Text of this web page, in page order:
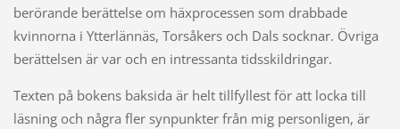
berörande berättelse om häxprocessen som drabbade
kvinnorna i Ytterlännäs, Torsåkers och Dals socknar. Övriga
berättelsen är var och en intressanta tidsskildringar.
Texten på bokens baksida är helt tillfyllest för att locka till
läsning och några fler synpunkter från mig personligen, är